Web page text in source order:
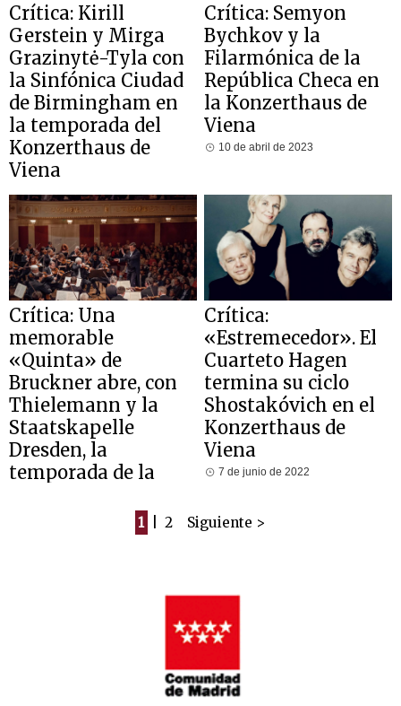
Crítica: Kirill
Gerstein y Mirga
Grazinytė-Tyla con
la Sinfónica Ciudad
de Birmingham en
la temporada del
Konzerthaus de
Viena
Crítica: Semyon
Bychkov y la
Filarmónica de la
República Checa en
la Konzerthaus de
Viena
10 de abril de 2023
Crítica: Una
memorable
«Quinta» de
Bruckner abre, con
Thielemann y la
Staatskapelle
Dresden, la
temporada de la
15 de septiembre de 2022
Crítica:
«Estremecedor». El
Cuarteto Hagen
termina su ciclo
Shostakóvich en el
Konzerthaus de
Viena
7 de junio de 2022
1 2 Siguiente >